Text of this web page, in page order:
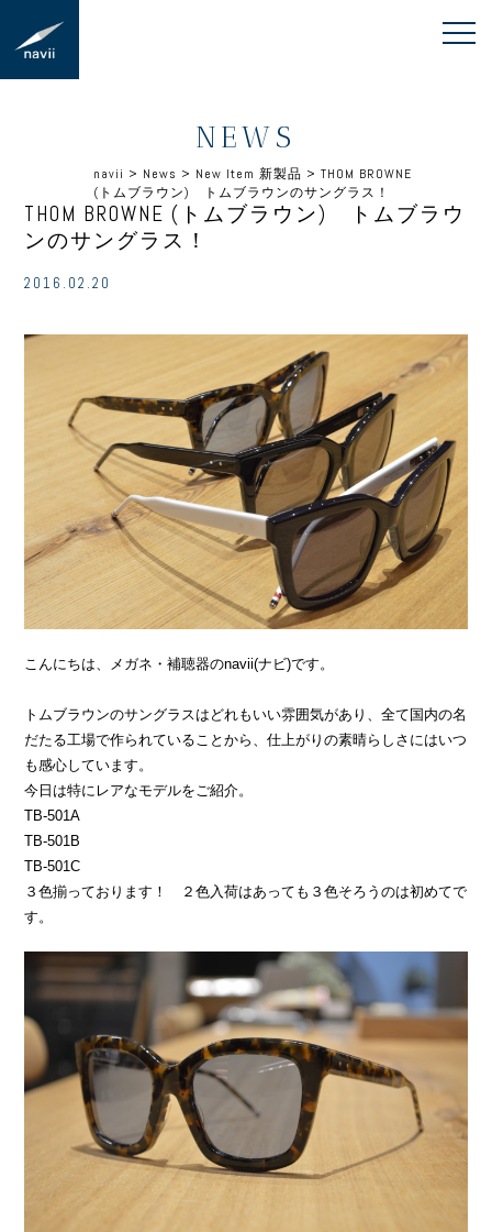
navii > News > New Item 新製品 >THOM BROWNE
(トムブラウン) トムブラウンのサングラス！
NEWS
THOM BROWNE (トムブラウン) トムブラウ
ンのサングラス！
2016.02.20
こんにちは、メガネ・補聴器のnavii(ナビ)です。
トムブラウンのサングラスはどれもいい雰囲気があり、全て国内の名
だたる工場で作られていることから、仕上がりの素晴らしさにはいつ
も感心しています。
今日は特にレアなモデルをご紹介。
TB-501A
TB-501B
TB-501C
３色揃っております！ ２色入荷はあっても３色そろうのは初めてで
す。